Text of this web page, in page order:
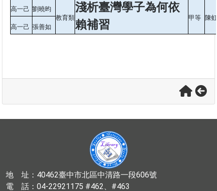
高一己 劉曉昀
教育類
淺析臺灣學子為何依
賴補習
甲等 陳
高一己 張善如
地 址：40462臺中市北區中清路一段606號
電 話：04-22921175 #462、#463